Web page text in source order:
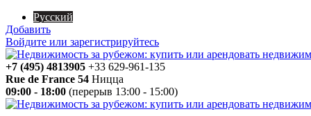
Русский
Добавить
Войдите или зарегистрируйтесь
+7 (495) 4813905 +33 629-961-135
Rue de France 54 Ницца
09:00 - 18:00 (перерыв 13:00 - 15:00)